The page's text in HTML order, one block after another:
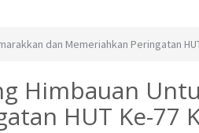
dan Memeriahkan Peringatan
Himbauan
HUT Ke-77